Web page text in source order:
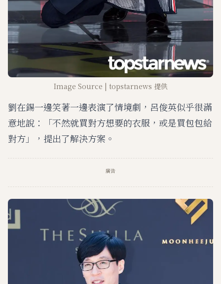
Image Source | topstarnews 提供
劉在錫一邊笑著一邊表演了情境劇，呂俊英似乎很滿
意地說：「不然就買對方想要的衣服，或是買包包給
對方」，提出了解決方案。
廣告